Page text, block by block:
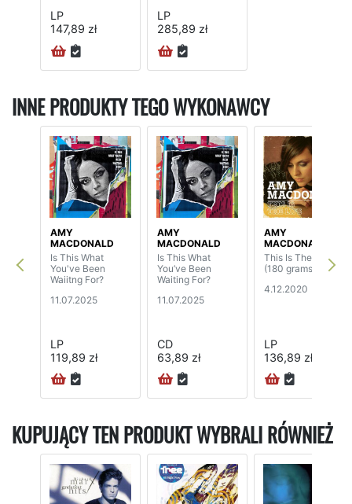
LP
147,89 zł
LP
285,89 zł
INNE PRODUKTY TEGO WYKONAWCY
AMY
MACDONALD
Is This What
You've Been
Waiitng For?
11.07.2025
LP
119,89 zł
AMY
MACDONALD
Is This What
You’ve Been
Waiting For?
11.07.2025
CD
63,89 zł
AMY
MACDONALD
This Is The Life
(180 grams)
4.12.2020
LP
136,89 zł
KUPUJĄCY TEN PRODUKT WYBRALI RÓWNIEŻ